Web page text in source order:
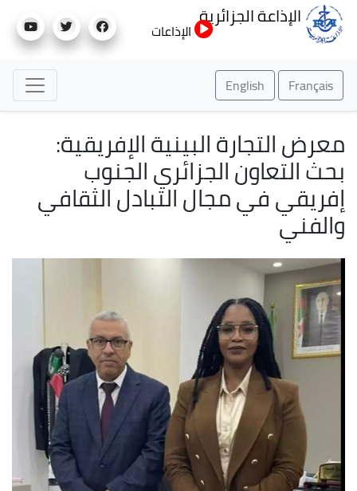
إلى
الإذاعة الجزائرية
الإذاعات
Français
English
معرض التجارة البينية الإفريقية:
بحث التعاون الجزائري الجنوب
إفريقي في مجال التبادل الثقافي
والفني